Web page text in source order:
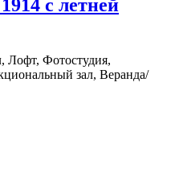
с летней
Лофт, Фотостудия,
зал, Веранда/